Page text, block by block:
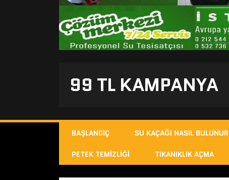
99 TL KAMPANYA
BAŞLANGIÇ SU KAÇAĞI NASIL BULUNUR
PETEK TEMIZLIĞI TIKANIKLIK AÇMA